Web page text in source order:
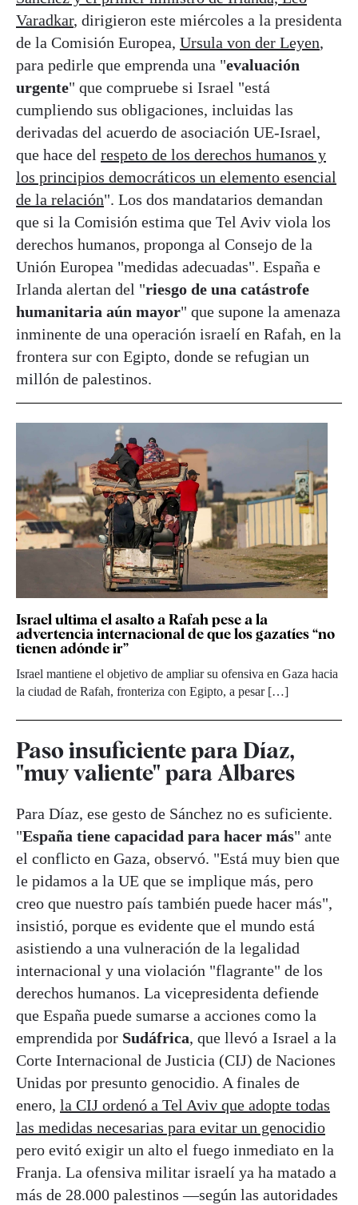
Varadkar, dirigieron este miércoles a la presidenta
de la Comisión Europea, Ursula von der Leyen,
para pedirle que emprenda una "evaluación
urgente" que compruebe si Israel "está
cumpliendo sus obligaciones, incluidas las
derivadas del acuerdo de asociación UE-Israel,
que hace del respeto de los derechos humanos y
los principios democráticos un elemento esencial
de la relación". Los dos mandatarios demandan
que si la Comisión estima que Tel Aviv viola los
derechos humanos, proponga al Consejo de la
Unión Europea "medidas adecuadas". España e
Irlanda alertan del "riesgo de una catástrofe
humanitaria aún mayor" que supone la amenaza
inminente de una operación israelí en Rafah, en la
frontera sur con Egipto, donde se refugian un
millón de palestinos.
Israel ultima el asalto a Rafah pese a la
advertencia internacional de que los gazatíes “no
tienen adónde ir”
Israel mantiene el objetivo de ampliar su ofensiva en Gaza hacia
la ciudad de Rafah, fronteriza con Egipto, a pesar […]
Paso insuficiente para Díaz,
"muy valiente" para Albares
Para Díaz, ese gesto de Sánchez no es suficiente.
"España tiene capacidad para hacer más" ante
el conflicto en Gaza, observó. "Está muy bien que
le pidamos a la UE que se implique más, pero
creo que nuestro país también puede hacer más",
insistió, porque es evidente que el mundo está
asistiendo a una vulneración de la legalidad
internacional y una violación "flagrante" de los
derechos humanos. La vicepresidenta defiende
que España puede sumarse a acciones como la
emprendida por Sudáfrica, que llevó a Israel a la
Corte Internacional de Justicia (CIJ) de Naciones
Unidas por presunto genocidio. A finales de
enero, la CIJ ordenó a Tel Aviv que adopte todas
las medidas necesarias para evitar un genocidio
pero evitó exigir un alto el fuego inmediato en la
Franja. La ofensiva militar israelí ya ha matado a
más de 28.000 palestinos —según las autoridades